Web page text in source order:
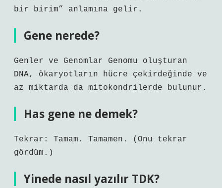
bir birim” anlamına gelir.
Gene nerede?
Genler ve Genomlar Genomu oluşturan
DNA, ökaryotların hücre çekirdeğinde ve
az miktarda da mitokondrilerde bulunur.
Has gene ne demek?
Tekrar: Tamam. Tamamen. (Onu tekrar
gördüm.)
Yinede nasıl yazılır TDK?